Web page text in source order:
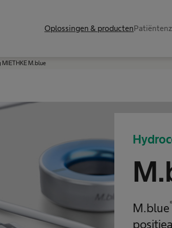
Oplossingen & producten
MIETHKE M.blue
M.blue®